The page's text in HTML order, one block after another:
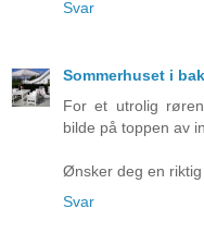
Svar
Sommerhuset i
For et utrolig
bilde på toppen av
Ønsker deg en
Svar